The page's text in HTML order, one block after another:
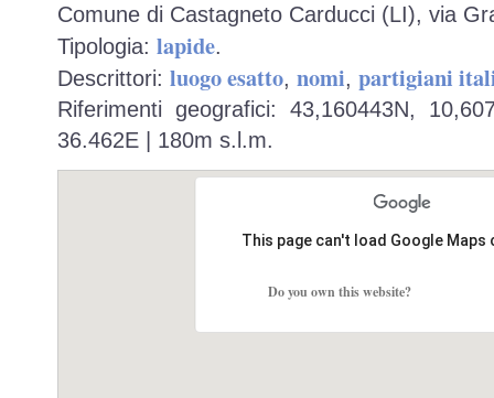
Comune di Castagneto Carducci (LI), via
Tipologia: lapide.
Descrittori: luogo esatto, nomi, partigiani
Riferimenti geografici: 43,160443N,
36.462E | 180m s.l.m.
This page can't load Google
Do you own this website?